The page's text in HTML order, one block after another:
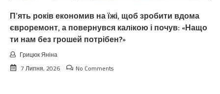
П’ять років економив на їжі, щоб зробити вдома
євроремонт, а повернувся калiкою і почув: «Нащо
ти нам без грошей потрібен?»
Грицюк Яніна
7 Липня, 2026
No Comments